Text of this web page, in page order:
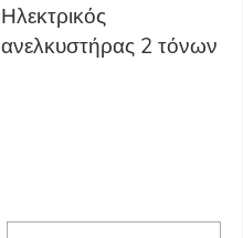
Ηλεκτρικός
ανελκυστήρας 2 τόνων